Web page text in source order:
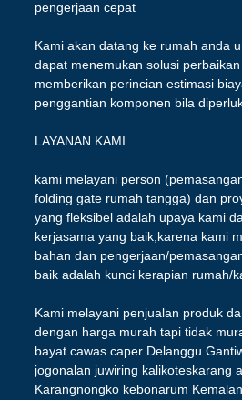
pengerjaan cepat
Kami akan datang ke rumah anda
dapat menemukan solusi
memberikan perincian estimasi
penggantian komponen bila
LAYANAN KAMI
kami melayani person
folding gate rumah tangga) dan
yang fleksibel adalah upaya kami
kerjasama yang baik,karena kami
bahan dan pengerjaan/
baik adalah kunci kerapian rumah/
Kami melayani penjualan produk
dengan harga murah tapi tidak
bayat cawas caper Delanggu
jogonalan juwiring kalikoteskarang
Karangnongko kebonarum